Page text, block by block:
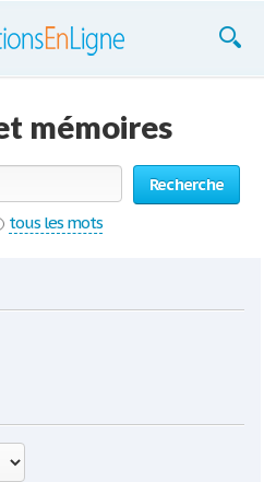
mémoires
Recherche
tous les mots